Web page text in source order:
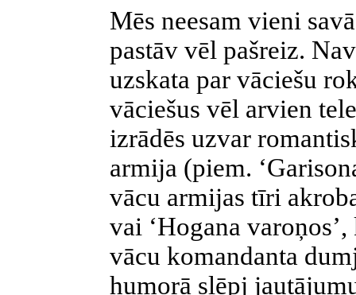
Mēs neesam vieni
pastāv vēl pašreiz.
uzskata par vāciešu
vāciešus vēl arvien
izrādēs uzvar
armija (piem.
vācu armijas tīri
vai ‘Hogana
vācu komandanta
humorā slēpj